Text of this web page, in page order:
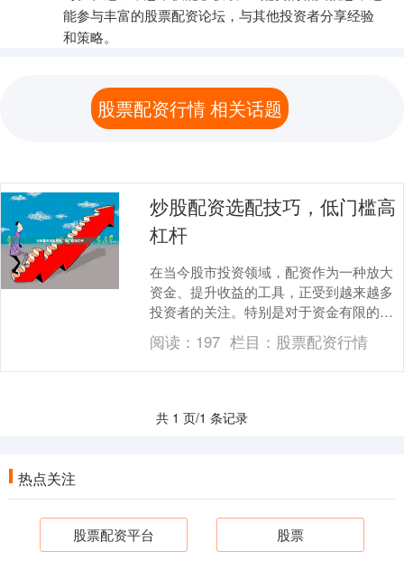
能参与丰富的股票配资论坛，与其他投资者分享经验
和策略。
股票配资行情 相关话题
炒股配资选配技巧，低门槛高
杠杆
在当今股市投资领域，配资作为一种放大
资金、提升收益的工具，正受到越来越多
投资者的关注。特别是对于资金有限的散
户而言，掌握“低门槛高杠杆”的配资技巧，
不仅能够以小....
阅读： 197 栏目： 股票配资行情
共 1 页/1 条记录
热点关注
股票配资平台 股票